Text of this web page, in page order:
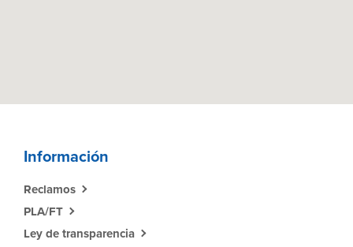
Información
Reclamos
PLA/FT
Ley de transparencia